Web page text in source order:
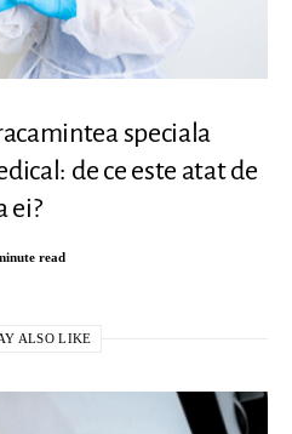
speciala
de ce este atat de
ei?
read
ALSO LIKE